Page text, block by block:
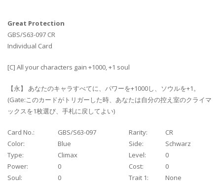
Great Protection
GBS/S63-097 CR
Individual Card
[C] All your characters gain +1000, +1 soul
【永】 あなたのキャラすべてに、パワーを+1000し、ソウルを+1。
(Gate:このカードがトリガーした時、あなたは自分の控え室のクライマ
ックスを1枚選び、手札に戻してよい)
Card No.: GBS/S63-097 Rarity:
CR
Color:
Blue Side:
Schwarz
Type:
Climax Level:
0
Power:
0 Cost:
0
Soul:
0 Trait 1:
None